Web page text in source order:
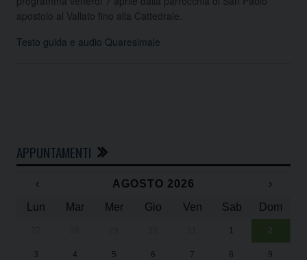
apostolo al Vallato fino alla Cattedrale.
Testo guida e audio Quaresimale
APPUNTAMENTI
‹ AGOSTO 2026
›
Lun
Mar Mer Gio Ven Sab Dom
1 2
3 4 5 6 7 8 9